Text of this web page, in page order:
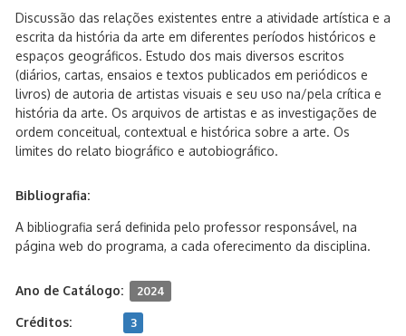
Discussão das relações existentes entre a atividade artística e a
escrita da história da arte em diferentes períodos históricos e
espaços geográficos. Estudo dos mais diversos escritos
(diários, cartas, ensaios e textos publicados em periódicos e
livros) de autoria de artistas visuais e seu uso na/pela crítica e
história da arte. Os arquivos de artistas e as investigações de
ordem conceitual, contextual e histórica sobre a arte. Os
limites do relato biográfico e autobiográfico.
Bibliografia:
A bibliografia será definida pelo professor responsável, na
página web do programa, a cada oferecimento da disciplina.
Ano de Catálogo: 2024
Créditos: 3